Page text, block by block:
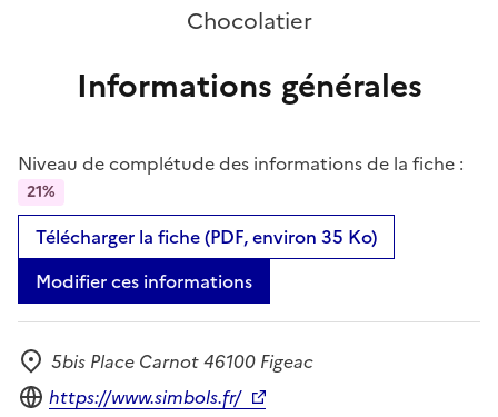
Chocolatier
Informations générales
Niveau de complétude des informations de la fiche :
21%
Télécharger la fiche (PDF, environ 35 Ko)
Modifier ces informations
Adresse
5bis Place Carnot 46100 Figeac
Site internet
https://www.simbols.fr/